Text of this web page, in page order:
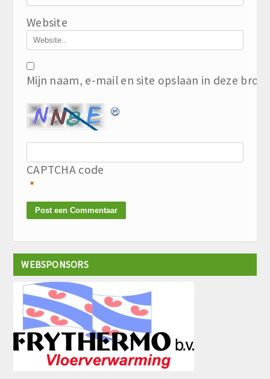
Website
Mijn naam, e-mail en site opslaan in deze
CAPTCHA code
*
WEBSPONSORS